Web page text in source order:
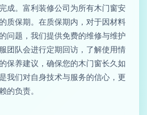
成。富利装修公司为所有木门窗安
质保期。在质保期内，对于因材料
问题，我们提供免费的维修与维护
团队会进行定期回访，了解使用情
保养建议，确保您的木门窗长久如
我们对自身技术与服务的信心，更
的负责。